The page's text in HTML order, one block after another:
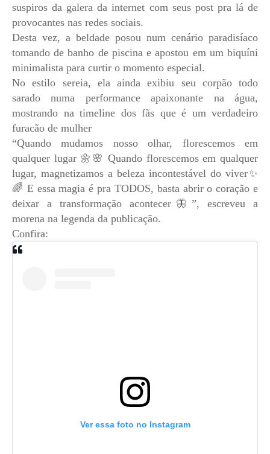
suspiros da galera da internet com seus post pra lá de
provocantes nas redes sociais.
Desta vez, a beldade posou num cenário paradisíaco
tomando de banho de piscina e apostou em um biquíni
minimalista para curtir o momento especial.
No estilo sereia, ela ainda exibiu seu corpão todo
sarado numa performance apaixonante na água,
mostrando na timeline dos fãs que é um verdadeiro
furacão de mulher
“Quando mudamos nosso olhar, florescemos em
qualquer lugar 🌼🌸 Quando florescemos em qualquer
lugar, magnetizamos a beleza incontestável do viver✨
🌈 E essa magia é pra TODOS, basta abrir o coração e
deixar a transformação acontecer🦋”, escreveu a
morena na legenda da publicação.
Confira:
Ver essa foto no Instagram